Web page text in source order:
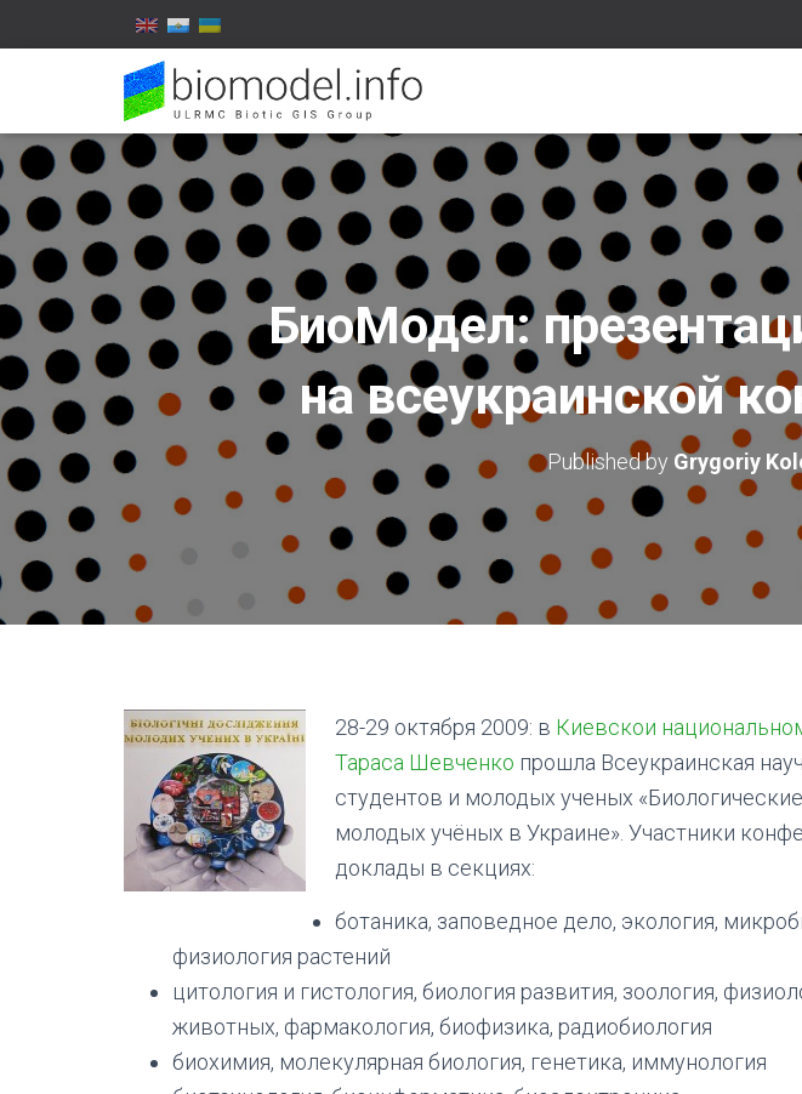
БиоМодел:
на всеукраинской
Published by Grygoriy
28-29 октября 2009: в Киевскои
Тараса Шевченко прошла Всеукраинская
студентов и молодых ученых
молодых учёных в Украине». Участники
доклады в секциях:
ботаника, заповедное дело, экология,
физиология растений
цитология и гистология, биология развития, зоология,
животных, фармакология, биофизика, радиобиология
биохимия, молекулярная биология, генетика, иммунология